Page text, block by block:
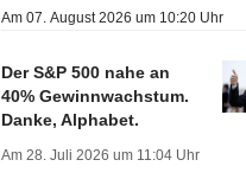
Am 07. August 2026 um 10:20 Uhr
Der S&P 500 nahe an
40% Gewinnwachstum.
Danke, Alphabet.
Am 28. Juli 2026 um 11:04 Uhr